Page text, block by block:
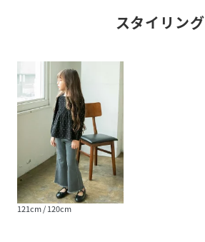
※店頭・外での撮影画像は光の加減で、
性別タイプ
原産国 中国製
ポリエステル99% ポリ
サイズ
90cm、100cm、110cm
140cm、150cm
品番
スタイリング
121cm / 120cm